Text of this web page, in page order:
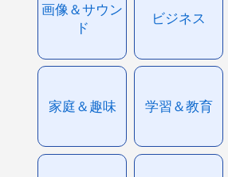
画像＆サウン
ド
ビジネス
家庭＆趣味 学習＆教育